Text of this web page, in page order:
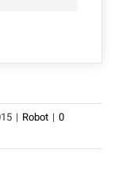
| Robot | 0